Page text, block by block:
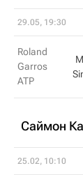
29.05, 19:30
Roland
Garros
ATP
Саймон
25.02, 10:10